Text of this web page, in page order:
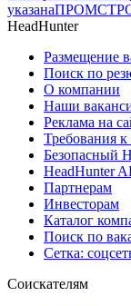
указана
HeadHunter
Размещение
Поиск по
О компании
Наши
Реклама на
Требования
Безопасный
HeadHunter
Партнерам
Инвесторам
Каталог
Поиск по
Сетка:
Соискателям